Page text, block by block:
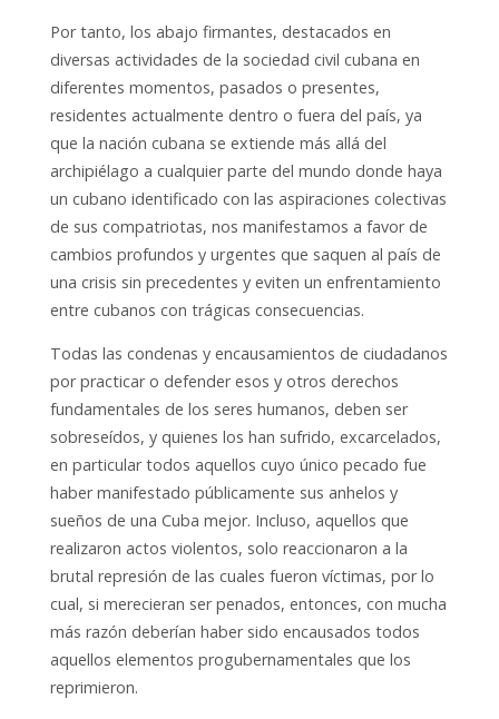
Por tanto, los abajo firmantes, destacados en
diversas actividades de la sociedad civil cubana en
diferentes momentos, pasados o presentes,
residentes actualmente dentro o fuera del país, ya
que la nación cubana se extiende más allá del
archipiélago a cualquier parte del mundo donde haya
un cubano identificado con las aspiraciones colectivas
de sus compatriotas, nos manifestamos a favor de
cambios profundos y urgentes que saquen al país de
una crisis sin precedentes y eviten un enfrentamiento
entre cubanos con trágicas consecuencias.
Todas las condenas y encausamientos de ciudadanos
por practicar o defender esos y otros derechos
fundamentales de los seres humanos, deben ser
sobreseídos, y quienes los han sufrido, excarcelados,
en particular todos aquellos cuyo único pecado fue
haber manifestado públicamente sus anhelos y
sueños de una Cuba mejor. Incluso, aquellos que
realizaron actos violentos, solo reaccionaron a la
brutal represión de las cuales fueron víctimas, por lo
cual, si merecieran ser penados, entonces, con mucha
más razón deberían haber sido encausados todos
aquellos elementos progubernamentales que los
reprimieron.